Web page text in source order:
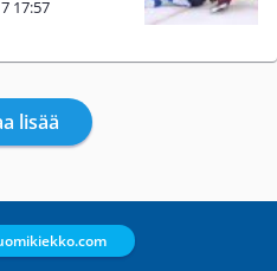
17:57
lisää